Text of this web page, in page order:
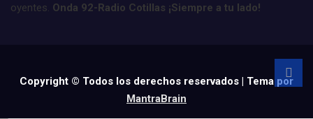
oyentes. Onda 92-Radio Cotillas ¡Siempre a tu lado!
Copyright © Todos los derechos reservados | Tema por
MantraBrain